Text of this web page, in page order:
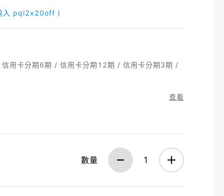
入 pqi2x20off )
用卡分期6期 / 信用卡分期12期 / 信用卡分期3期 /
查看
數量 1